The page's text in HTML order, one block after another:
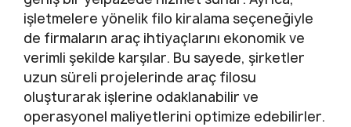
işletmelere yönelik filo kiralama seçeneğiyle
de firmaların araç ihtiyaçlarını ekonomik ve
verimli şekilde karşılar. Bu sayede, şirketler
uzun süreli projelerinde araç filosu
oluşturarak işlerine odaklanabilir ve
operasyonel maliyetlerini optimize edebilirler.